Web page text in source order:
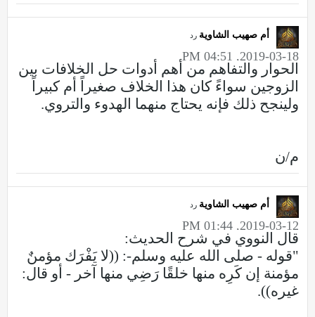
أم صهيب الشاوية رد
2019-03-18, 04:51 PM
الحوار والتفاهم من أهم أدوات حل الخلافات بين
الزوجين سواءً كان هذا الخلاف صغيراً أم كبيراً
ولينجح ذلك فإنه يحتاج منهما الهدوء والتروي.
م/ن
أم صهيب الشاوية رد
2019-03-12, 01:44 PM
قال النووي في شرح الحديث:
"قوله - صلى الله عليه وسلم-: ((لا يَفْرَك مؤمنٌ
مؤمنة إن كَرِه منها خلقًا رَضِي منها آخر - أو قال:
غيره)).